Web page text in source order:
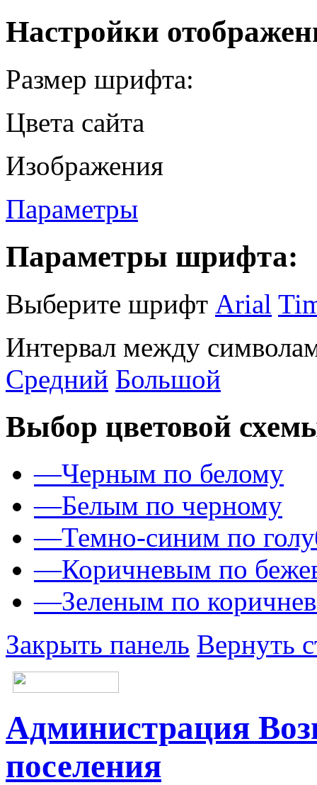
Настройки
Размер шрифта:
Цвета сайта
Изображения
Параметры
Параметры шрифта:
Выберите шрифт Arial
Интервал между
Средний Большой
Выбор цветовой
—Черным по белому
—Белым по черному
—Темно-синим по
—Коричневым по
—Зеленым по
Закрыть панель Вернуть
Администрация
поселения